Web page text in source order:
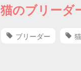
猫のブリーダ
ブリーダー